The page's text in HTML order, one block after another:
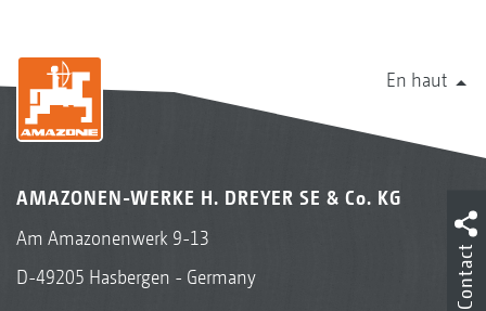
En haut
AMAZONEN-WERKE H. DREYER SE & Co. KG
Am Amazonenwerk 9-13
D-49205 Hasbergen - Germany
Contact